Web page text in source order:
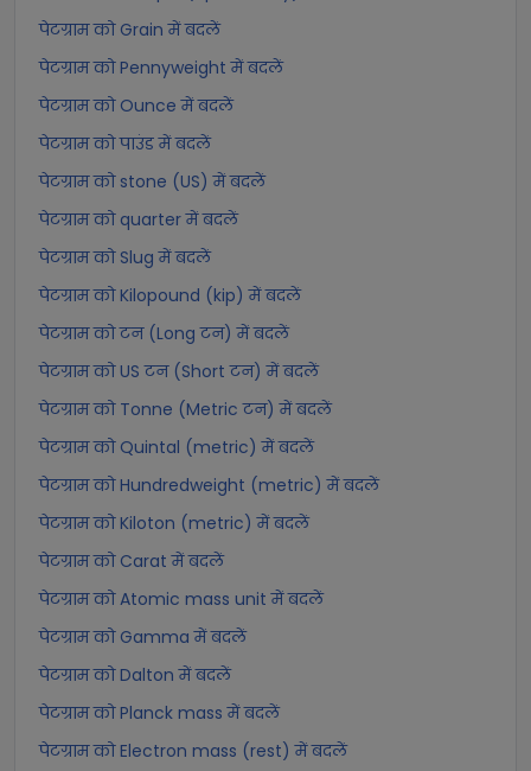
पेटग्राम को Grain में बदलें
पेटग्राम को Pennyweight में बदलें
पेटग्राम को Ounce में बदलें
पेटग्राम को पाउंड में बदलें
पेटग्राम को stone (US) में बदलें
पेटग्राम को quarter में बदलें
पेटग्राम को Slug में बदलें
पेटग्राम को Kilopound (kip) में बदलें
पेटग्राम को टन (Long टन) में बदलें
पेटग्राम को US टन (Short टन) में बदलें
पेटग्राम को Tonne (Metric टन) में बदलें
पेटग्राम को Quintal (metric) में बदलें
पेटग्राम को Hundredweight (metric) में बदलें
पेटग्राम को Kiloton (metric) में बदलें
पेटग्राम को Carat में बदलें
पेटग्राम को Atomic mass unit में बदलें
पेटग्राम को Gamma में बदलें
पेटग्राम को Dalton में बदलें
पेटग्राम को Planck mass में बदलें
पेटग्राम को Electron mass (rest) में बदलें